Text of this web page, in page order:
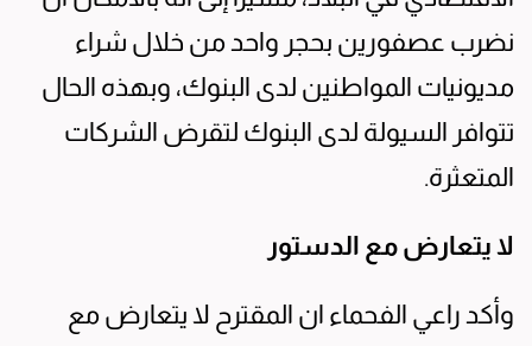
نضرب عصفورين بحجر واحد من خلال شراء
مديونيات المواطنين لدى البنوك، وبهذه الحال
تتوافر السيولة لدى البنوك لتقرض الشركات
المتعثرة.
لا يتعارض مع الدستور
وأكد راعي الفحماء ان المقترح لا يتعارض مع